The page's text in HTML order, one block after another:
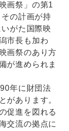
画祭」の第1
の計画が持
がた国際映
市長も加わ
画祭のあり方
が進められま
年に財団法
があります。
促進を図れる
交流の拠点に